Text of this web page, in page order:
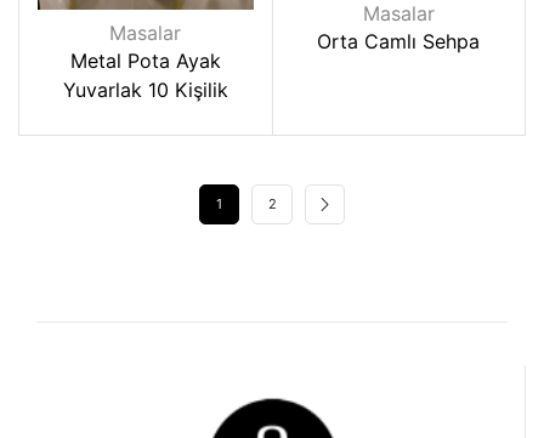
Masalar
Metal Pota Ayak
Yuvarlak 10 Kişilik
Masalar
Orta Camlı Sehpa
1 2